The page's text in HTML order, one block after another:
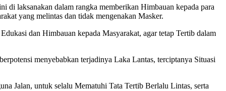
laksanakan dalam rangka memberikan Himbauan kepada para
yang melintas dan tidak mengenakan Masker.
dan Himbauan kepada Masyarakat, agar tetap Tertib dalam
menyebabkan terjadinya Laka Lantas, terciptanya Situasi
Jalan, untuk selalu Mematuhi Tata Tertib Berlalu Lintas, serta